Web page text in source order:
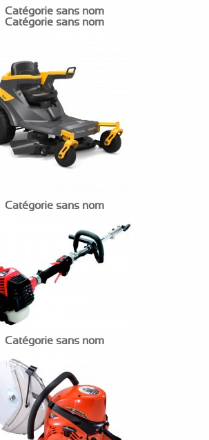
Catégorie sans nom
Catégorie sans nom
Catégorie sans nom
Catégorie sans nom